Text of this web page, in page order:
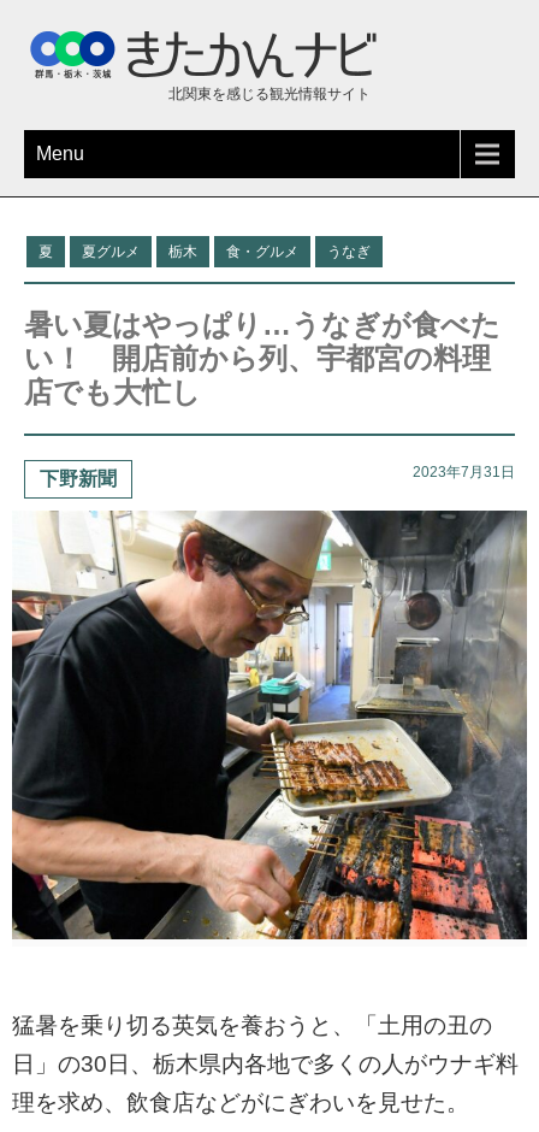
北関東を感じる観光情報サイト
Menu
夏 夏グルメ 栃木 食・グルメ うなぎ
暑い夏はやっぱり…うなぎが食べた
い！ 開店前から列、宇都宮の料理
店でも大忙し
下野新聞 2023年7月31日
猛暑を乗り切る英気を養おうと、「土用の丑の
日」の30日、栃木県内各地で多くの人がウナギ料
理を求め、飲食店などがにぎわいを見せた。